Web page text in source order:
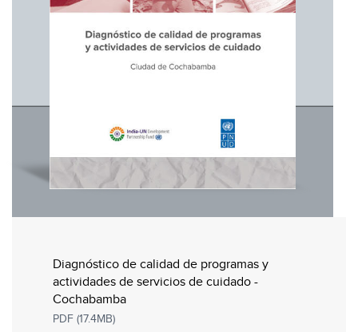
Diagnóstico de calidad de programas y
actividades de servicios de cuidado -
Cochabamba
PDF (17.4MB)